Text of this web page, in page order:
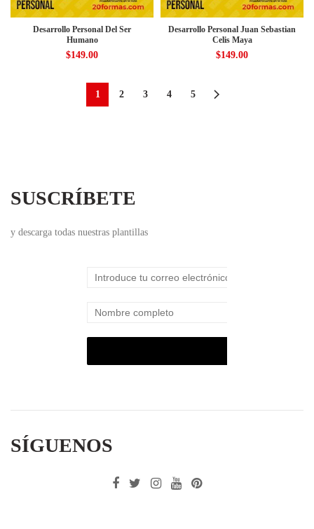
Desarrollo Personal Del Ser
Humano
$149.00
Desarrollo Personal Juan Sebastian
Celis Maya
$149.00
1 2 3 4 5
SUSCRÍBETE
y descarga todas nuestras plantillas
SÍGUENOS